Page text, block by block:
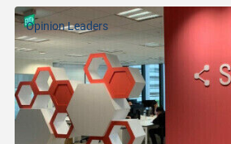
Strike-Level
Geldkurs
Geld Volumen
Briefkurs
Brief Volumen
Opinion Leaders